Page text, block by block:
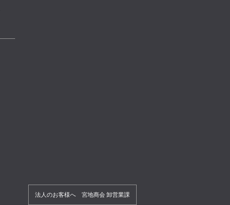
法人のお客様へ 宮地商会 卸営業課